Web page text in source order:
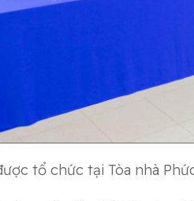
tổ chức tại Tòa nhà